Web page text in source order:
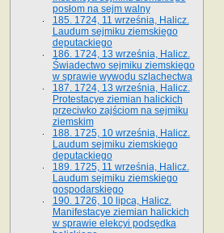
posłom na sejm walny
185. 1724, 11 września, Halicz.
Laudum sejmiku ziemskiego
deputackiego
186. 1724, 13 września, Halicz.
Świadectwo sejmiku ziemskiego
w sprawie wywodu szlachectwa
187. 1724, 13 września, Halicz.
Protestacye ziemian halickich
przeciwko zajściom na sejmiku
ziemskim
188. 1725, 10 września, Halicz.
Laudum sejmiku ziemskiego
deputackiego
189. 1725, 11 września, Halicz.
Laudum sejmiku ziemskiego
gospodarskiego
190. 1726, 10 lipca, Halicz.
Manifestacye ziemian halickich
w sprawie elekcyi podsędka